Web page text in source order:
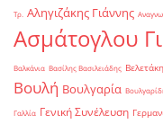
Τρ. Αληγιζάκης Γιάννης
Ασμάτογλου
Βαλκάνια Βασίλης Βασιλειάδης
Βουλή Βουλγαρία
Γαλλία Γενική Συνέλευση